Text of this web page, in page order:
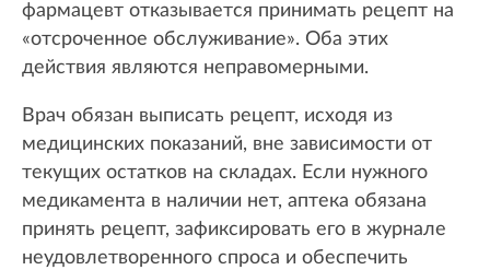
фармацевт отказывается принимать рецепт на
«отсроченное обслуживание». Оба этих
действия являются неправомерными.
Врач обязан выписать рецепт, исходя из
медицинских показаний, вне зависимости от
текущих остатков на складах. Если нужного
медикамента в наличии нет, аптека обязана
принять рецепт, зафиксировать его в журнале
неудовлетворенного спроса и обеспечить